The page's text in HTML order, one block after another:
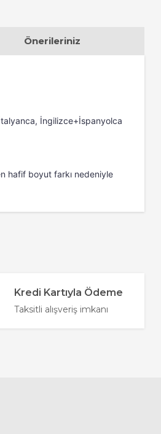
Önerileriniz
İngilizce+İspanyolca
hafif boyut farkı nedeniyle
Kredi Kartıyla Ödeme
Taksitli alışveriş imkanı